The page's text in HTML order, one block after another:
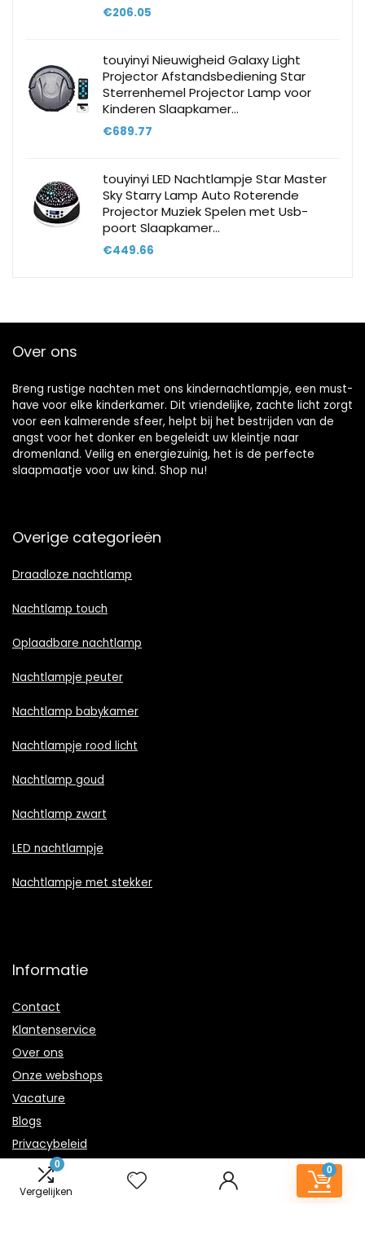
0
Vergelijken
0
€206.05
touyinyi Nieuwigheid Galaxy Light
Projector Afstandsbediening Star
Sterrenhemel Projector Lamp voor
Kinderen Slaapkamer…
€689.77
touyinyi LED Nachtlampje Star Master
Sky Starry Lamp Auto Roterende
Projector Muziek Spelen met Usb-
poort Slaapkamer…
€449.66
Over ons
Breng rustige nachten met ons kindernachtlampje, een must-
have voor elke kinderkamer. Dit vriendelijke, zachte licht zorgt
voor een kalmerende sfeer, helpt bij het bestrijden van de
angst voor het donker en begeleidt uw kleintje naar
dromenland. Veilig en energiezuinig, het is de perfecte
slaapmaatje voor uw kind. Shop nu!
Overige categorieën
Draadloze nachtlamp
Nachtlamp touch
Oplaadbare nachtlamp
Nachtlampje peuter
Nachtlamp babykamer
Nachtlampje rood licht
Nachtlamp goud
Nachtlamp zwart
LED nachtlampje
Nachtlampje met stekker
Informatie
Contact
Klantenservice
Over ons
Onze webshops
Vacature
Blogs
Privacybeleid
Adverteren
Contact